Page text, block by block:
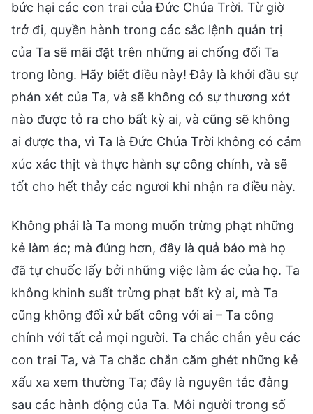
bức hại các con trai của Đức Chúa Trời. Từ giờ
trở đi, quyền hành trong các sắc lệnh quản trị
của Ta sẽ mãi đặt trên những ai chống đối Ta
trong lòng. Hãy biết điều này! Đây là khởi đầu sự
phán xét của Ta, và sẽ không có sự thương xót
nào được tỏ ra cho bất kỳ ai, và cũng sẽ không
ai được tha, vì Ta là Đức Chúa Trời không có cảm
xúc xác thịt và thực hành sự công chính, và sẽ
tốt cho hết thảy các ngươi khi nhận ra điều này.
Không phải là Ta mong muốn trừng phạt những
kẻ làm ác; mà đúng hơn, đây là quả báo mà họ
đã tự chuốc lấy bởi những việc làm ác của họ. Ta
không khinh suất trừng phạt bất kỳ ai, mà Ta
cũng không đối xử bất công với ai – Ta công
chính với tất cả mọi người. Ta chắc chắn yêu các
con trai Ta, và Ta chắc chắn căm ghét những kẻ
xấu xa xem thường Ta; đây là nguyên tắc đằng
sau các hành động của Ta. Mỗi người trong số